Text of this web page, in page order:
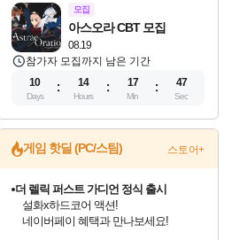
모집
08.19
아스오라 CBT 모집
참가자 모집까지 남은 기간
10
Days
14
Hours
17
Min
46
Sec
게임 핫딜 (PC/스팀) 스토어+
더 렐릭 퍼스트 가디언 정식 출시
설화x하드코어 액션!
네이버페이 혜택과 만나보세요!